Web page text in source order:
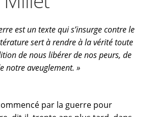
est un texte qui s’insurge contre le
sert à rendre à la vérité toute
de nous libérer de nos peurs, de
notre aveuglement. »
par la guerre pour